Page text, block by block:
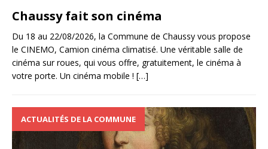
Chaussy fait son cinéma
Du 18 au 22/08/2026, la Commune de Chaussy vous propose
le CINEMO, Camion cinéma climatisé. Une véritable salle de
cinéma sur roues, qui vous offre, gratuitement, le cinéma à
votre porte. Un cinéma mobile ! […]
ACTUALITÉS DE LA COMMUNE